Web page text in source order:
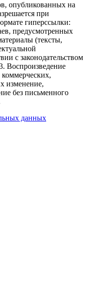
опубликованных на
при
гиперссылки:
предусмотренных
(тексты,
с законодательством
Воспроизведение
изменение,
без письменного
данных